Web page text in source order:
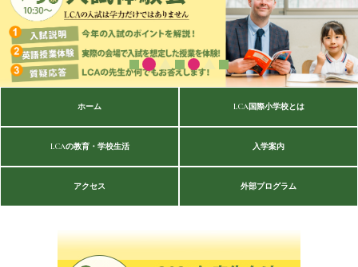
ホーム LCA国際小学校とは
LCAの教育・学校生活 入学案内
アクセス 外部プログラム